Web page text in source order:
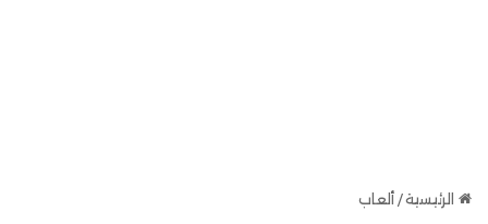
الرئيسية/ ألعاب